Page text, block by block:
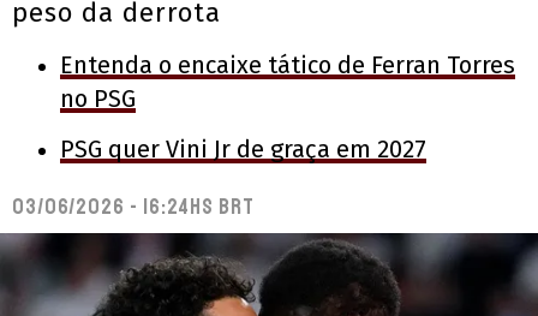
peso da derrota
Entenda o encaixe tático de Ferran Torres
no PSG
PSG quer Vini Jr de graça em 2027
03/06/2026 - 16:24hs BRT